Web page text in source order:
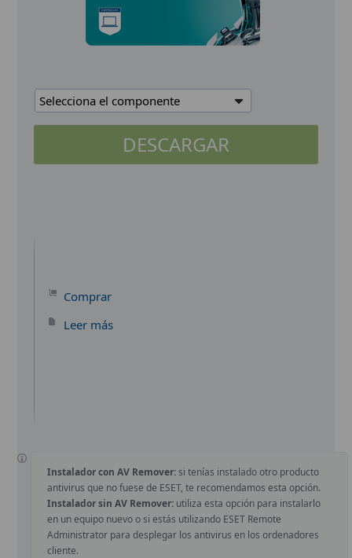
Selecciona el componente
DESCARGAR
Comprar
Leer más
Instalador con AV Remover:si tenías instalado otro producto
antivirus que no fuese de ESET, te recomendamos esta opción.
Instalador sin AV Remover: utiliza esta opción para instalarlo
en un equipo nuevo o si estás utilizando ESET Remote
Administrator para desplegar los antivirus en los ordenadores
cliente.